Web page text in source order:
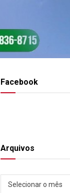
Facebook
Arquivos
Arquivos
Selecionar o mês